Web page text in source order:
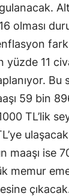
olması
yüzde 11
Bu
59 bin
TL’lik
maaşı ise
memur